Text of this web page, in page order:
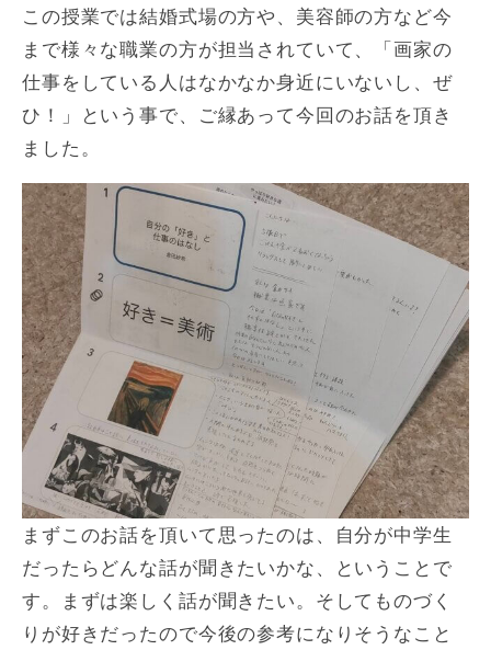
この授業では結婚式場の方や、美容師の方など今
まで様々な職業の方が担当されていて、「画家の
仕事をしている人はなかなか身近にいないし、ぜ
ひ！」という事で、ご縁あって今回のお話を頂き
ました。
まずこのお話を頂いて思ったのは、自分が中学生
だったらどんな話が聞きたいかな、ということで
す。まずは楽しく話が聞きたい。そしてものづく
りが好きだったので今後の参考になりそうなこと